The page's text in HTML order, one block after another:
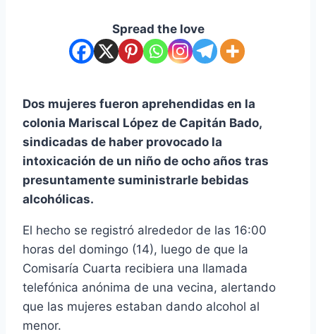
Spread the love
Dos mujeres fueron aprehendidas en la
colonia Mariscal López de Capitán Bado,
sindicadas de haber provocado la
intoxicación de un niño de ocho años tras
presuntamente suministrarle bebidas
alcohólicas.
El hecho se registró alrededor de las 16:00
horas del domingo (14), luego de que la
Comisaría Cuarta recibiera una llamada
telefónica anónima de una vecina, alertando
que las mujeres estaban dando alcohol al
menor.